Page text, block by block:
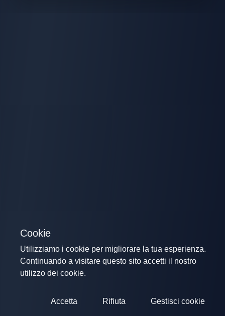
Cookie
Utilizziamo i cookie per migliorare la tua esperienza.
Continuando a visitare questo sito accetti il nostro
utilizzo dei cookie.
Accetta Rifiuta Gestisci cookie